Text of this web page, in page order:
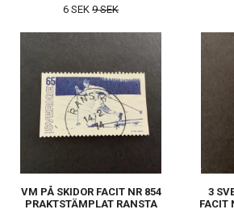
6 SEK 9 SEK
VM PÅ SKIDOR FACIT NR 854
PRAKTSTÄMPLAT RANSTA
3
FACIT